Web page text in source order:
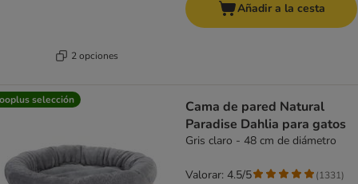
2 opciones
Añadir a la cesta
selección
Cama de pared Natural
Paradise Dahlia para gatos
Gris claro - 48 cm de diámetro
Valorar: 4.5/5 (1331)